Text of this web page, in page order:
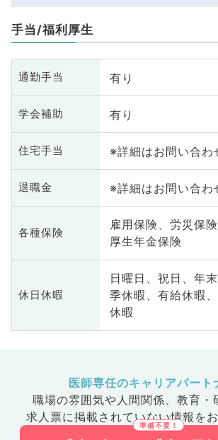
手当/福利厚生
通勤手当 有り
学会補助 有り
住宅手当 ※詳細はお問い合わ
退職金 ※詳細はお問い合わ
各種保険
雇用保険、労災保険
厚生年金保険
休日休暇
日曜日、祝日、年
季休暇、有給休暇
休暇
医師専任のキャリアパート
職場の雰囲気や人間関係、 教育・
求人票に掲載されていない情報をお